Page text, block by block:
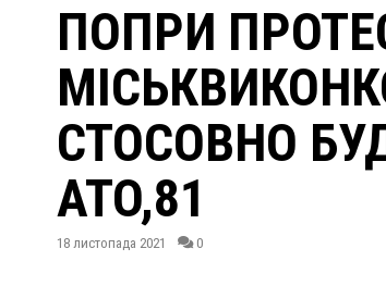
ПОПРИ
СТОСОВНО
АТО,81
18 листопада 2021 0